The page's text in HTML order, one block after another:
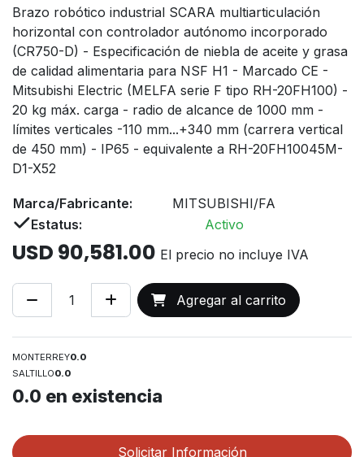
Brazo robótico industrial SCARA multiarticulación
horizontal con controlador autónomo incorporado
(CR750-D) - Especificación de niebla de aceite y grasa
de calidad alimentaria para NSF H1 - Marcado CE -
Mitsubishi Electric (MELFA serie F tipo RH-20FH100) -
20 kg máx. carga - radio de alcance de 1000 mm -
límites verticales -110 mm...+340 mm (carrera vertical
de 450 mm) - IP65 - equivalente a RH-20FH10045M-
D1-X52
Marca/Fabricante:
MITSUBISHI/FA
Estatus:
Activo
USD 90,581.00 El precio no incluye IVA
Agregar al carrito
MONTERREY0.0
SALTILLO0.0
0.0 en existencia
Solicitar Información